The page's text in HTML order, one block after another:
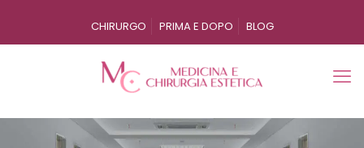
CHIRURGO PRIMA E DOPO BLOG